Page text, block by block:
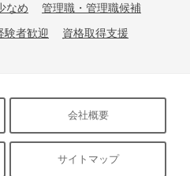
なめ 管理職・管理職候補
験者歓迎 資格取得支援
会社概要
サイトマップ